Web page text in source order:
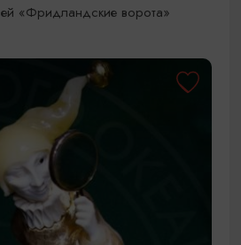
«Фридландские ворота»